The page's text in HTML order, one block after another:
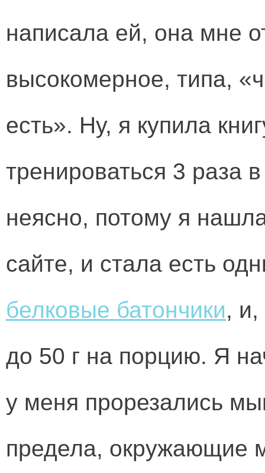
написала ей, она мне
высокомерное, типа,
есть». Ну, я купила
тренироваться 3 раза
неясно, потому я
сайте, и стала есть
белковые батончики, и,
до 50 г на порцию. Я
у меня прорезались
предела, окружающие